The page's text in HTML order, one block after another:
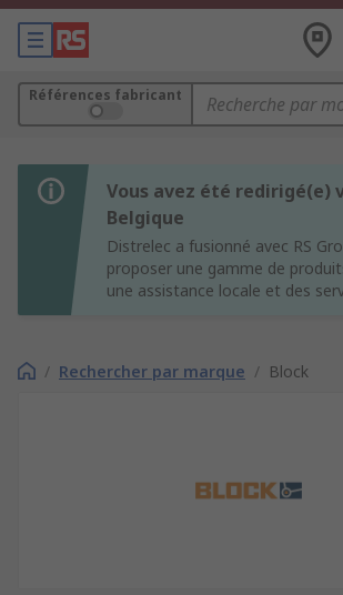
Références fabricant
Vous avez été redirigé(e)
Belgique
Distrelec a fusionné avec RS
proposer une gamme de
une assistance locale et des
/ Rechercher par marque / Block